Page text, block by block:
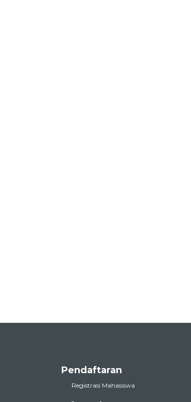
Pendaftaran
Registrasi Mahasiswa